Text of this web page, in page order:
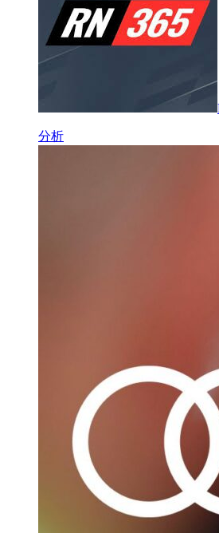
分析